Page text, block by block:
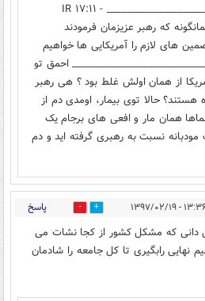
_______________________________________ IR ۱۷:۱۱ -
۰۲/۱۹ 9 89 همانگونه که رهبر عزیزمان فرمودند
در برجام2 تضمین های لازم را آمریکایی ها خواهیم
احمق تو
از همان اولش غلط بود ؟ هی رهبر
هستند؟ حالا توی بیمار، اومدی دم از
؟ شماها همان مار و افعی های برجام یک
مودبانه نسبت به رهبری گرفته اید و دم
- ۱۳۹۷/۰۲/۱۹ 433 پاسخ
دانی که مشکل کشور از کجا نشات می
نهایی رابگیری تا کل جامعه را شادمان